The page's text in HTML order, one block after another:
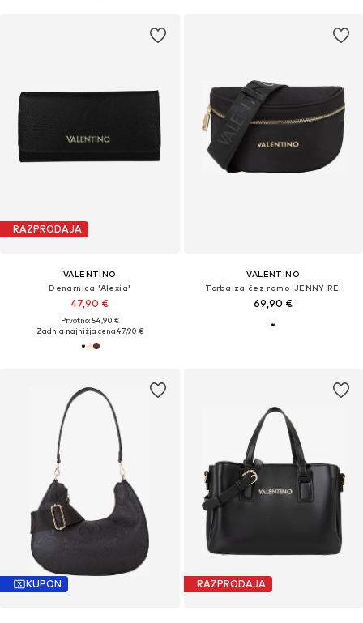
RAZPRODAJA
VALENTINO
Denarnica 'Alexia'
47,90 €
Prvotno: 54,90 €
Zadnja najnižja cena47,90 €
VALENTINO
Torba za čez ramo 'JENNY RE'
69,90 €
KUPON RAZPRODAJA